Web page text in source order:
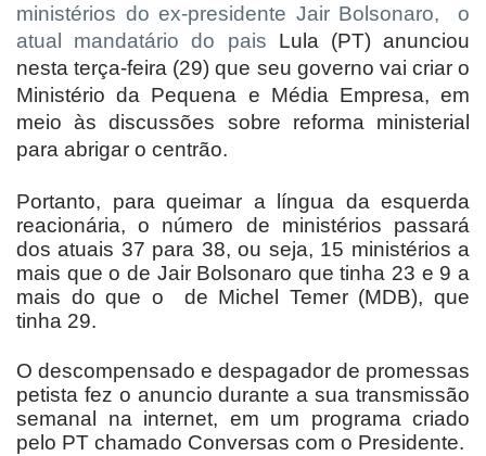
ministérios do ex-presidente Jair Bolsonaro,
o
atual mandatário do pais Lula (PT) anunciou
nesta terça-feira (29) que seu governo vai criar o
Ministério da Pequena e Média Empresa, em
meio às discussões sobre reforma ministerial
para abrigar o centrão.
Portanto, para queimar a língua da esquerda
reacionária, o número de ministérios passará
dos atuais 37 para 38, ou seja, 15 ministérios a
mais que o de Jair Bolsonaro que tinha 23 e 9 a
mais do que o
de Michel Temer (MDB), que
tinha 29.
O descompensado e despagador de promessas
petista fez o anuncio durante a sua transmissão
semanal na internet, em um programa criado
pelo PT chamado Conversas com o Presidente.